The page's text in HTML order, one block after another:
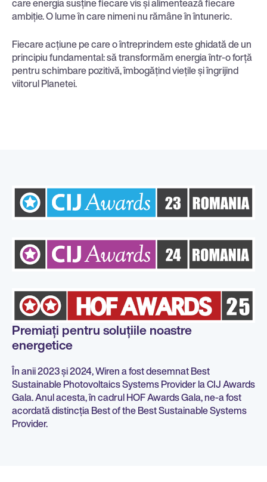
care energia susține fiecare vis și alimentează fiecare
ambiție. O lume în care nimeni nu rămâne în întuneric.
Fiecare acțiune pe care o întreprindem este ghidată de un
principiu fundamental: să transformăm energia într-o forță
pentru schimbare pozitivă, îmbogățind viețile și îngrijind
viitorul Planetei.
Premiați pentru soluțiile noastre
energetice
În anii 2023 și 2024, Wiren a fost desemnat Best
Sustainable Photovoltaics Systems Provider la CIJ Awards
Gala. Anul acesta, în cadrul HOF Awards Gala, ne-a fost
acordată distincția Best of the Best Sustainable Systems
Provider.